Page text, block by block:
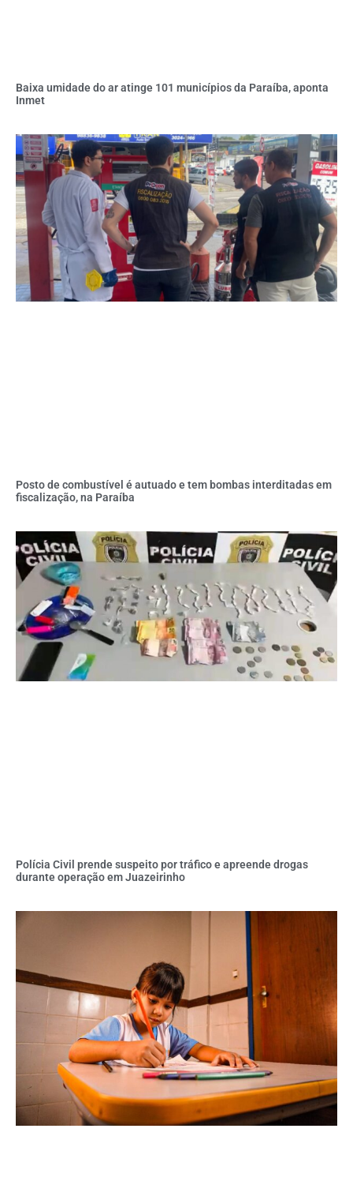
Baixa umidade do ar atinge 101 municípios da Paraíba, aponta
Inmet
Posto de combustível é autuado e tem bombas interditadas em
fiscalização, na Paraíba
Polícia Civil prende suspeito por tráfico e apreende drogas
durante operação em Juazeirinho